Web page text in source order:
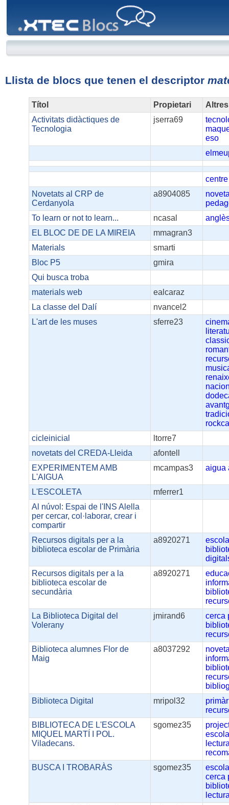
Llista de blocs que tenen el descriptor
Títol Propietari
Activitats didàctiques de
Tecnologia
jserra69
eso
centre
Novetats al CRP de
Cerdanyola
a8904085
To learn or not to learn...
ncasal
EL BLOC DE DE LA MIREIA
mmagran3
Materials
smarti
Bloc P5
gmira
Qui busca troba
materials web
ealcaraz
La classe del Dalí
nvancel2
L'art de les muses
sferre23
cicleinicial
ltorre7
novetats del CREDA-Lleida
afontell
EXPERIMENTEM AMB
L'AIGUA
mcampas3 aigua
L'ESCOLETA
mferrer1
Al núvol: Espai de l'INS Alella
per cercar, col·laborar, crear i
compartir
Recursos digitals per a la
biblioteca escolar de Primària
a8920271
Recursos digitals per a la
biblioteca escolar de
secundària
a8920271
La Biblioteca Digital del
Volerany
jmirand6 cerca
Biblioteca alumnes Flor de
Maig
a8037292
Biblioteca Digital
mripol32
BIBLIOTECA DE L'ESCOLA
MIQUEL MARTÍ I POL.
Viladecans.
sgomez35
BUSCA I TROBARÀS
sgomez35
cerca